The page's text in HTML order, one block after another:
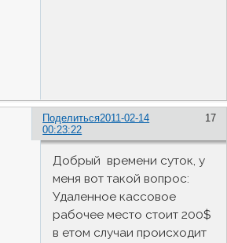
Поделиться 17
2011-02-14
00:23:22
Добрый времени суток, у
меня вот такой вопрос:
Удаленное кассовое
рабочее место стоит 200$
в етом случаи происходит